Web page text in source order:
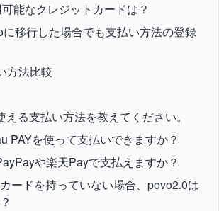
能なクレジットカードは？
移行した場合でも支払い方法の登録
方法比較
える支払い方法を教えてください。
PAYを使って支払いできますか？
や楽天Payで支払えますか？
ードを持っていない場合、povo2.0は